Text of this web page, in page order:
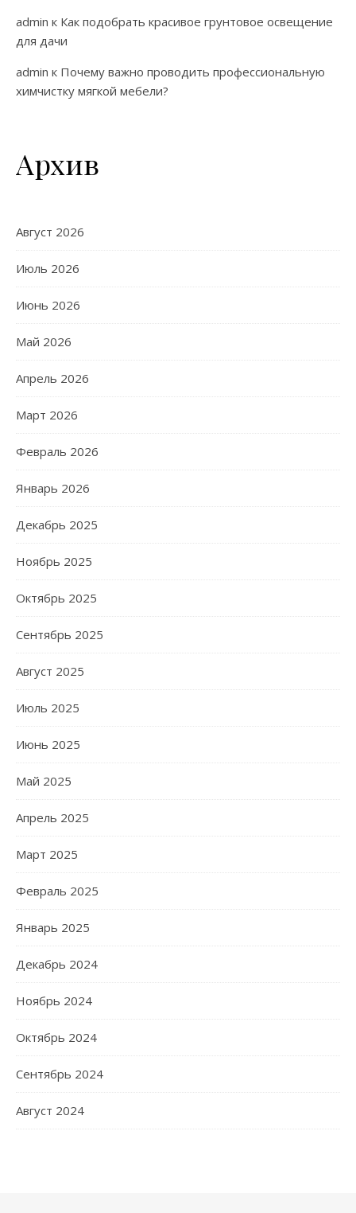
admin к Как подобрать красивое грунтовое освещение
для дачи
admin к Почему важно проводить профессиональную
химчистку мягкой мебели?
Архив
Август 2026
Июль 2026
Июнь 2026
Май 2026
Апрель 2026
Март 2026
Февраль 2026
Январь 2026
Декабрь 2025
Ноябрь 2025
Октябрь 2025
Сентябрь 2025
Август 2025
Июль 2025
Июнь 2025
Май 2025
Апрель 2025
Март 2025
Февраль 2025
Январь 2025
Декабрь 2024
Ноябрь 2024
Октябрь 2024
Сентябрь 2024
Август 2024